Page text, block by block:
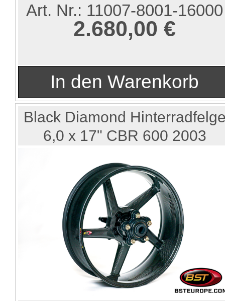
Art. Nr.: 11007-8001-16000
2.680,00 €
Black Diamond
6,0 x 17" CBR 600 2003